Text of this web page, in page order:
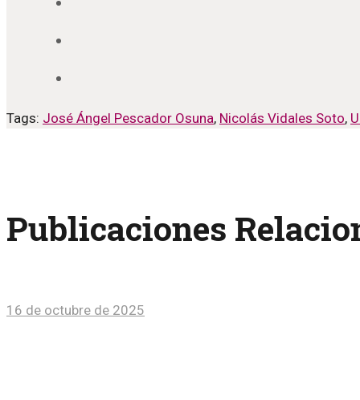
Tags: José Ángel Pescador Osuna, Nicolás Vidales Soto,
Publicaciones
16 de octubre de 2025